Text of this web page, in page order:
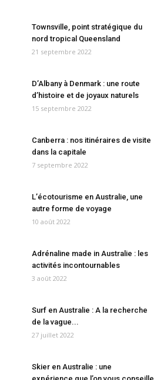
Townsville, point stratégique du
nord tropical Queensland
21 septembre 2022
D’Albany à Denmark : une route
d’histoire et de joyaux naturels
15 septembre 2022
Canberra : nos itinéraires de visite
dans la capitale
7 septembre 2022
L’écotourisme en Australie, une
autre forme de voyage
10 août 2022
Adrénaline made in Australie : les
activités incontournables
3 août 2022
Surf en Australie : A la recherche
de la vague...
27 juillet 2022
Skier en Australie : une